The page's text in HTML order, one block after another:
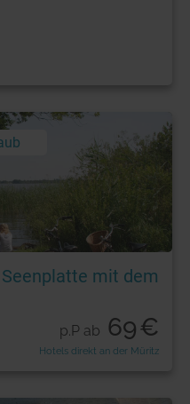
mit dem
p.P ab 69€
Hotels direkt an der Müritz